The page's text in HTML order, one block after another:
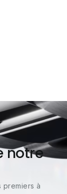
notre
à